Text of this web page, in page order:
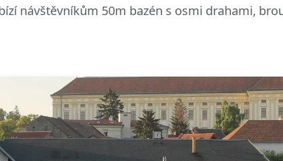
návštěvníkům 50m bazén s osmi drahami,